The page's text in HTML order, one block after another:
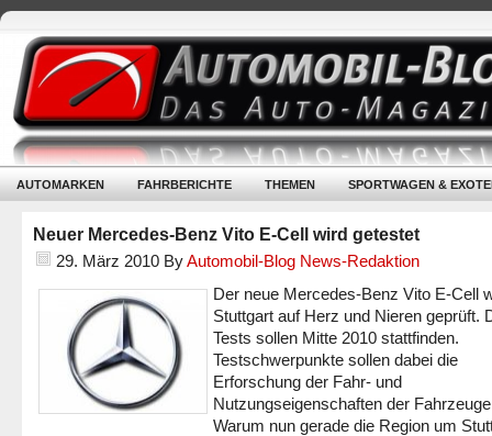
AUTOMARKEN FAHRBERICHTE THEMEN SPORTWAGEN &
Neuer Mercedes-Benz Vito E-Cell wird getestet
29. März 2010 ByAutomobil-Blog News-Redaktion
Der neue Mercedes-Benz Vito E-Cell
Stuttgart auf Herz und Nieren geprüft.
Tests sollen Mitte 2010 stattfinden.
Testschwerpunkte sollen dabei die
Erforschung der Fahr- und
Nutzungseigenschaften der
Warum nun gerade die Region um